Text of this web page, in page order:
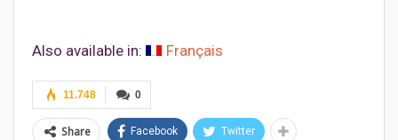
Also available in: Français
0
11.748
Share Facebook Twitter